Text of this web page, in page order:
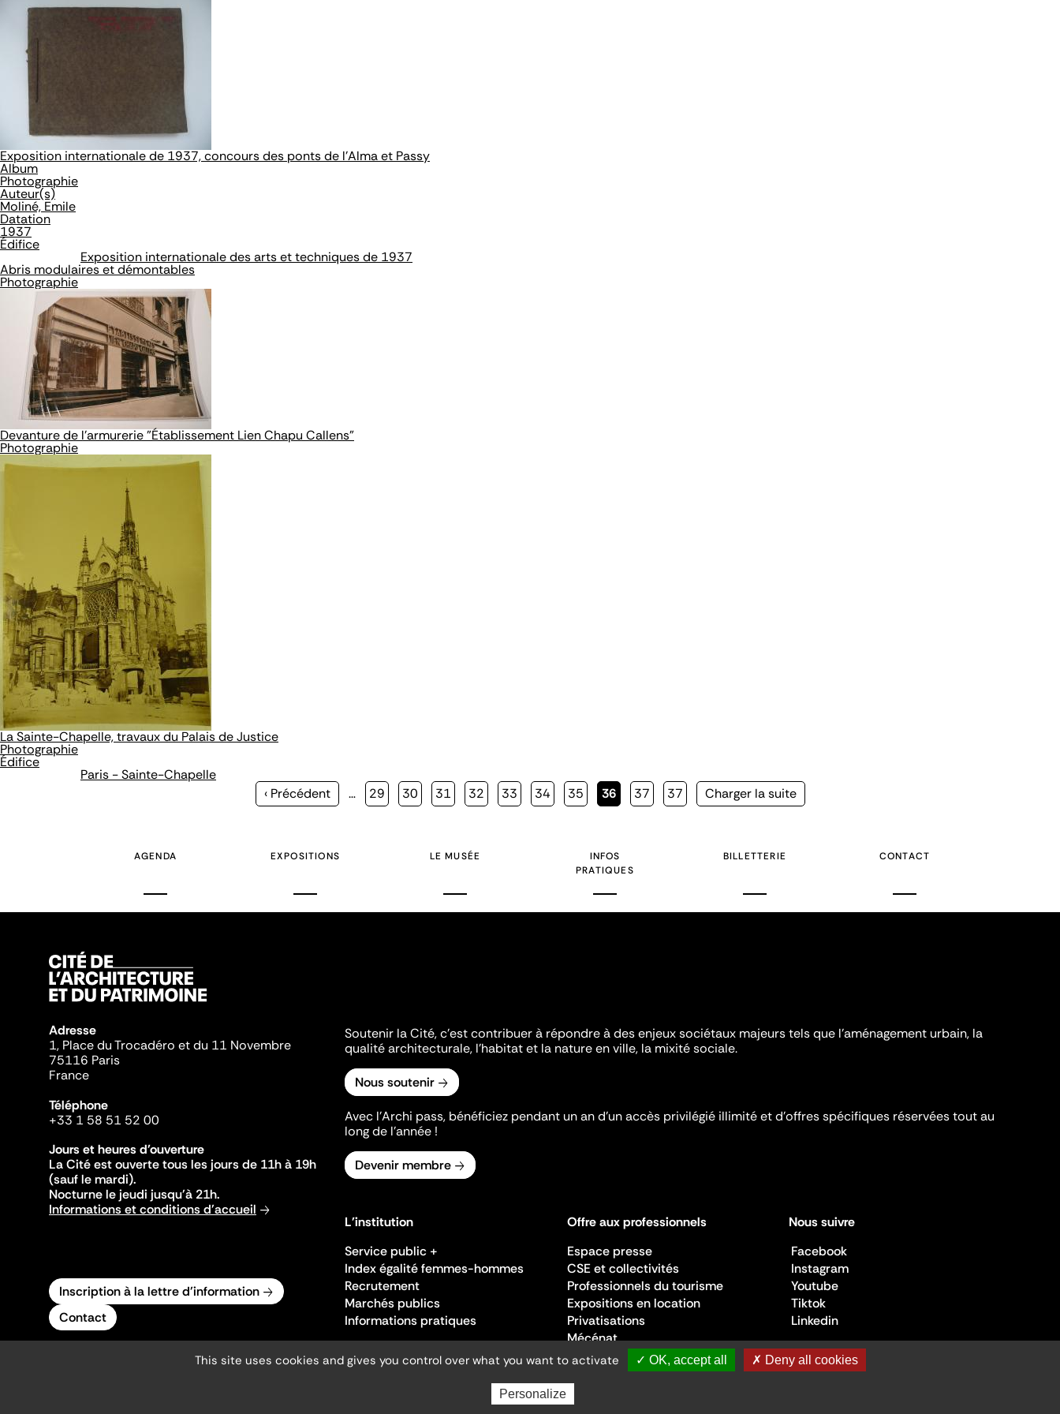
Exposition internationale de 1937, concours des ponts de l'Alma et Passy
Album
Photographie
Auteur(s)
Moliné, Emile
Datation
1937
Édifice
Exposition internationale des arts et techniques de 1937
Abris modulaires et démontables
Photographie
Devanture de l'armurerie "Établissement Lien Chapu Callens"
Photographie
La Sainte-Chapelle, travaux du Palais de Justice
Photographie
Édifice
Paris - Sainte-Chapelle
Page
‹ Précédent … Page
29 Page
30 Page
31 Page
32 Page
33 Page
34 Page
35
Page
36 Page
37 Page
37
Page
Charger la suite
AGENDA EXPOSITIONS LE MUSÉE
INFOS
PRATIQUES
BILLETTERIE CONTACT
Adresse
1, Place du Trocadéro et du 11 Novembre
75116 Paris
France
Téléphone
+33 1 58 51 52 00
Jours et heures d'ouverture
La Cité est ouverte tous les jours de 11h à 19h
(sauf le mardi).
Nocturne le jeudi jusqu'à 21h.
Informations et conditions d'accueil
Inscription à la lettre d'information
Contact
Soutenir la Cité, c'est contribuer à répondre à des enjeux sociétaux majeurs tels que l'aménagement urbain, la
qualité architecturale, l'habitat et la nature en ville, la mixité sociale.
Nous soutenir
Avec l’Archi pass, bénéficiez pendant un an d’un accès privilégié illimité et d’offres spécifiques réservées tout au
long de l’année !
Devenir membre
L'institution
Service public +
Index égalité femmes-hommes
Recrutement
Marchés publics
Informations pratiques
Offre aux professionnels
Espace presse
CSE et collectivités
Professionnels du tourisme
Expositions en location
Privatisations
Mécénat
Nous suivre
Facebook
Instagram
Youtube
Tiktok
Linkedin
This site uses cookies and gives you control over what you want to activate ✓ OK, accept all ✗ Deny all cookies
Personalize